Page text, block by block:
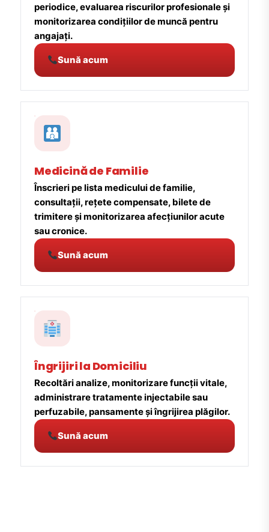
periodice, evaluarea riscurilor profesionale și
monitorizarea condițiilor de muncă pentru
angajați.
Sună acum
Medicină de Familie
Înscrieri pe lista medicului de familie,
consultații, rețete compensate, bilete de
trimitere și monitorizarea afecțiunilor acute
sau cronice.
Sună acum
Îngrijiri la Domiciliu
Recoltări analize, monitorizare funcții vitale,
administrare tratamente injectabile sau
perfuzabile, pansamente și îngrijirea plăgilor.
Sună acum